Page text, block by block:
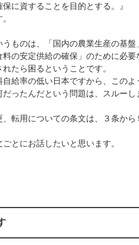
に資することを目的とする。』
ものは、「国内の農業生産の基盤
料の安定供給の確保」のために必
たら困るということです。
自給率の低い日本ですから、この
ったんだという問題は、スルーし
転用についての条文は、３条から
とにお話したいと思います。